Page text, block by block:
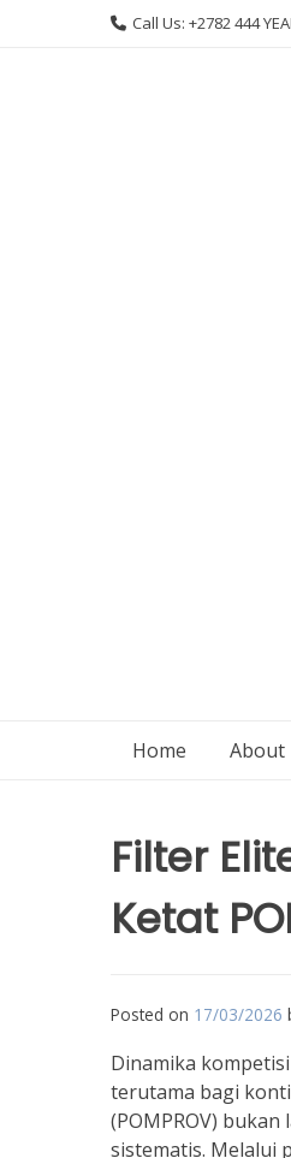
Call Us: +2782 444
Home About
Filter
Ketat
Posted on 17/03/2026
Dinamika
terutama bagi
(POMPROV)
sistematis. Melalui